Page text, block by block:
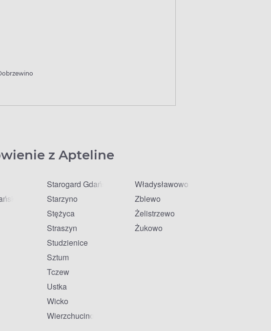
z Apteline
Starogard Gdański
Starzyno
Stężyca
Straszyn
Studzienice
Sztum
Tczew
Ustka
Wicko
Wierzchucino
Władysławowo
Zblewo
Żelistrzewo
Żukowo